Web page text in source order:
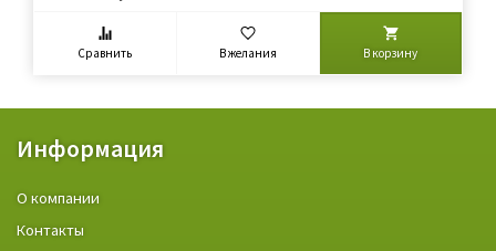
Сравнить В желания В корзину
Информация
О компании
Контакты